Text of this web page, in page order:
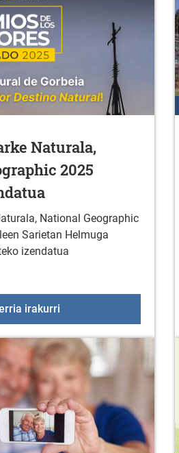
Naturala,
2025
National Geographic
Sarietan Helmuga
izendatua
irakurriGorbeiako Parke